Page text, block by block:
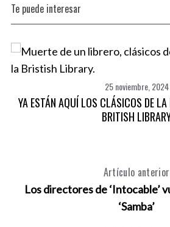
Te puede interesar
25 noviembre, 2024
YA ESTÁN AQUÍ LOS CLÁSICOS DE LA
BRITISH
Artículo anterior
Los directores de ‘Intocable’
‘Samba’